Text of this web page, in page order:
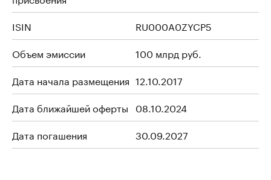
ISIN
RU000A0ZYCP5
Объем эмиссии
100 млрд руб.
Дата начала размещения 12.10.2017
Дата ближайшей оферты 08.10.2024
Дата погашения
30.09.2027